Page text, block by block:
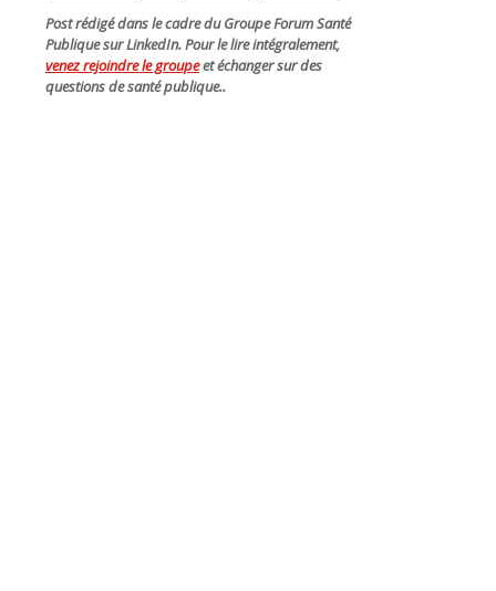
Post rédigé dans le cadre du Groupe Forum Santé
Publique sur LinkedIn. Pour le lire intégralement,
venez rejoindre le groupeet échanger sur des
questions de santé publique..